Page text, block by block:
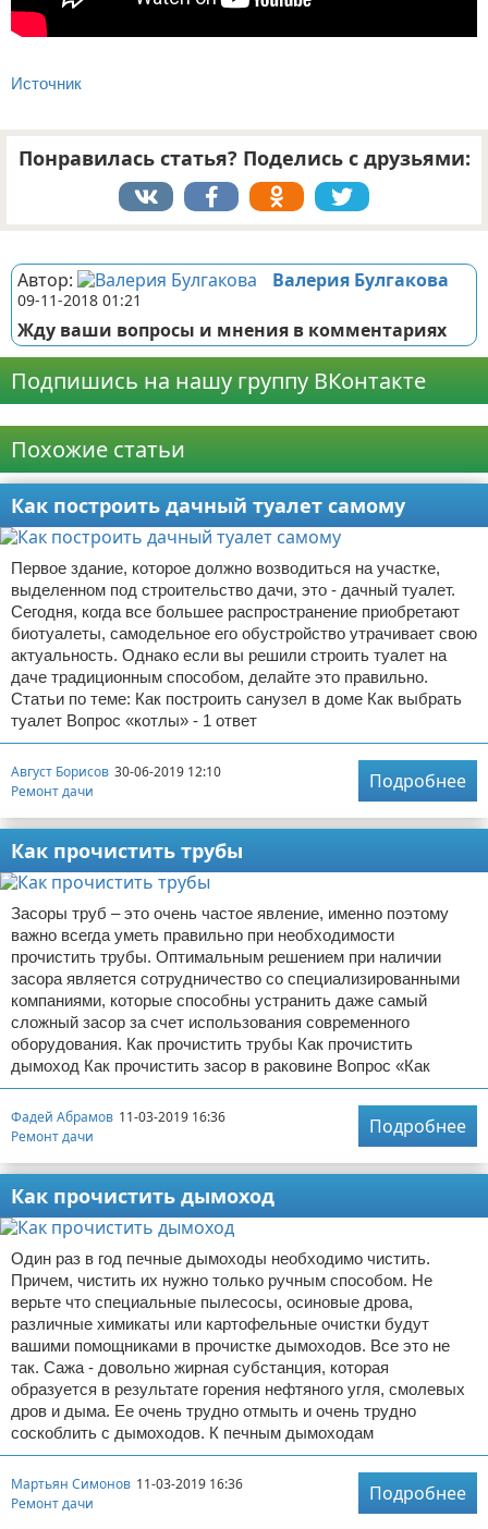
Источник
Понравилась статья? Поделись с друзьями:
Автор: Валерия Булгакова
09-11-2018 01:21
Жду ваши вопросы и мнения в комментариях
Подпишись на нашу группу ВКонтакте
Похожие статьи
Как построить дачный туалет самому
Первое здание, которое должно возводиться на участке,
выделенном под строительство дачи, это - дачный туалет.
Сегодня, когда все большее распространение приобретают
биотуалеты, самодельное его обустройство утрачивает свою
актуальность. Однако если вы решили строить туалет на
даче традиционным способом, делайте это правильно.
Статьи по теме: Как построить санузел в доме Как выбрать
туалет Вопрос «котлы» - 1 ответ
Август Борисов 30-06-2019 12:10
Ремонт дачи
Подробнее
Как прочистить трубы
Засоры труб – это очень частое явление, именно поэтому
важно всегда уметь правильно при необходимости
прочистить трубы. Оптимальным решением при наличии
засора является сотрудничество со специализированными
компаниями, которые способны устранить даже самый
сложный засор за счет использования современного
оборудования. Как прочистить трубы Как прочистить
дымоход Как прочистить засор в раковине Вопрос «Как
Фадей Абрамов 11-03-2019 16:36
Ремонт дачи
Подробнее
Как прочистить дымоход
Один раз в год печные дымоходы необходимо чистить.
Причем, чистить их нужно только ручным способом. Не
верьте что специальные пылесосы, осиновые дрова,
различные химикаты или картофельные очистки будут
вашими помощниками в прочистке дымоходов. Все это не
так. Сажа - довольно жирная субстанция, которая
образуется в результате горения нефтяного угля, смолевых
дров и дыма. Ее очень трудно отмыть и очень трудно
соскоблить с дымоходов. К печным дымоходам
Мартьян Симонов 11-03-2019 16:36
Ремонт дачи
Подробнее